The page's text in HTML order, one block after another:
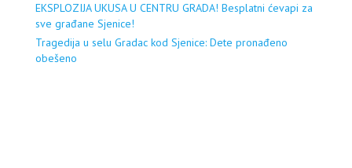
EKSPLOZIJA UKUSA U CENTRU GRADA! Besplatni ćevapi za
sve građane Sjenice!
Tragedija u selu Gradac kod Sjenice: Dete pronađeno
obešeno